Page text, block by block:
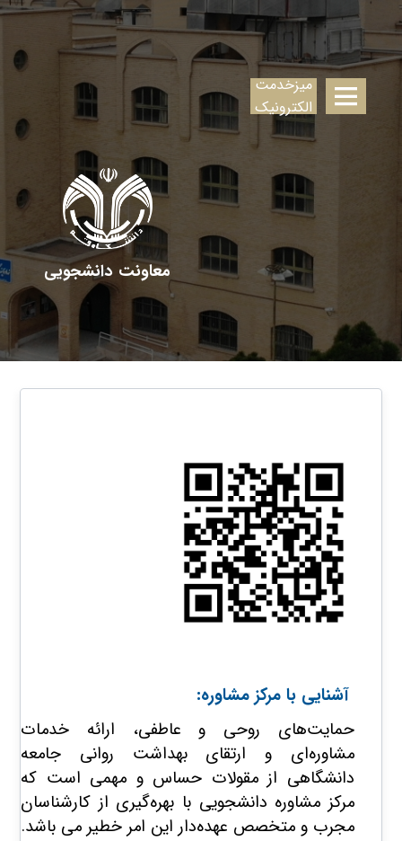
میزخدمت
الکترونیک
معاونت دانشجویی
آشنایی با مرکز مشاوره:
حمایت‌های روحی و عاطفی، ارائه خدمات
مشاوره‌ای و ارتقای بهداشت روانی جامعه
دانشگاهی از مقولات حساس و مهمی است که
مرکز مشاوره دانشجویی با بهره‌گیری از کارشناسان
مجرب و متخصص عهده‌دار این امر خطیر می باشد.